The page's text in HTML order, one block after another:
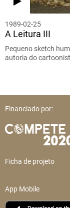
1989-02-25
A Leitura III
Pequeno sketch
autoria do
Financiado por:
Ficha de projeto
App Mobile